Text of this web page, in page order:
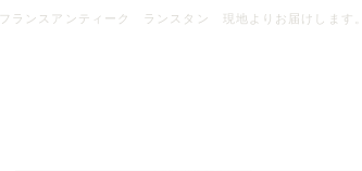
フランスアンティーク ランスタン 現地よりお届けします。